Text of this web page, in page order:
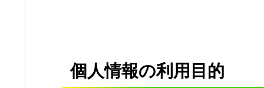
個人情報の利用目的